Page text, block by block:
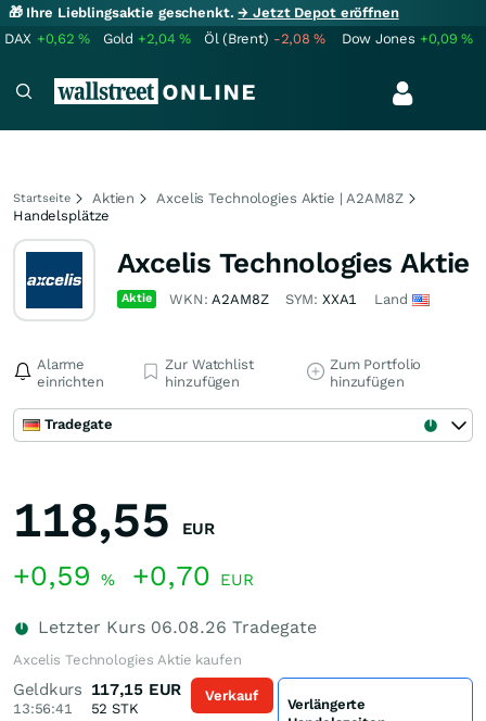
🎁 Ihre Lieblingsaktie geschenkt.→ Jetzt Depot eröffnen
DAX +0,62% Gold +2,04% Öl (Brent) -2,08% Dow Jones +0,09%
Startseite Aktien
Axcelis Technologies Aktie | A2AM8Z
Handelsplätze
Axcelis Technologies Aktie
Aktie WKN:A2AM8Z SYM: XXA1 Land
Alarme
einrichten
Zur Watchlist
hinzufügen
Zum Portfolio
hinzufügen
Tradegate
118,55 EUR
+0,59 % +0,70 EUR
Letzter Kurs 06.08.26 Tradegate
Axcelis Technologies Aktie kaufen
Geldkurs
13:56:41
117,15 EUR
52 STK
Verkauf
Verlängerte